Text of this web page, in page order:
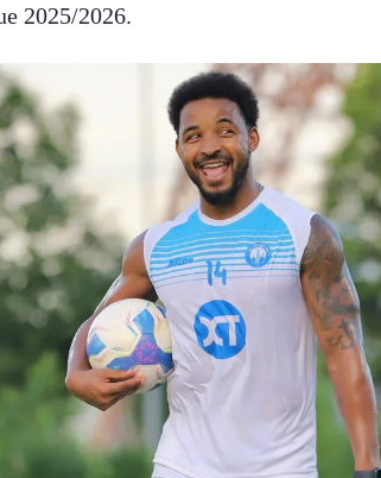
2025/2026.